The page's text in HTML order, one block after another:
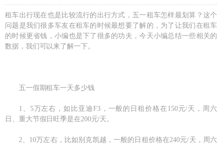
租车出行现在也是比较流行的出行方式，五一租车怎样最划算？这个
问题是我们很多车友在租车的时候最想要了解的，为了让我们在租车
的时候更省钱，小编也是下了很多的功夫，今天小编总结一些相关的
数据，我们可以来了解一下。
五一假期租车一天多少钱
1、5万左右，如比亚迪F3，一般的日租价格在150元/天，周六
日、重大节假日旺季是在200元/天。
2、10万左右，比如别克凯越，一般的日租价格在240元/天，周六